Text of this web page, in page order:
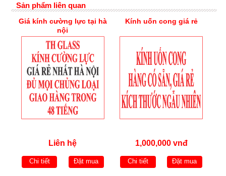
Sản phẩm liên quan
Giá kính cường lực tại hà
nội
Liên hệ
Chi tiết Đặt mua
Kính uốn cong giá rẻ
1,000,000 vnđ
Chi tiết Đặt mua